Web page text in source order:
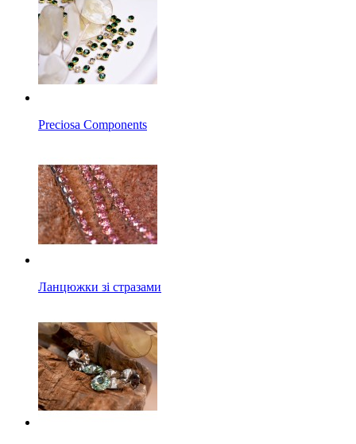
Preciosa Components
Ланцюжки зі стразами